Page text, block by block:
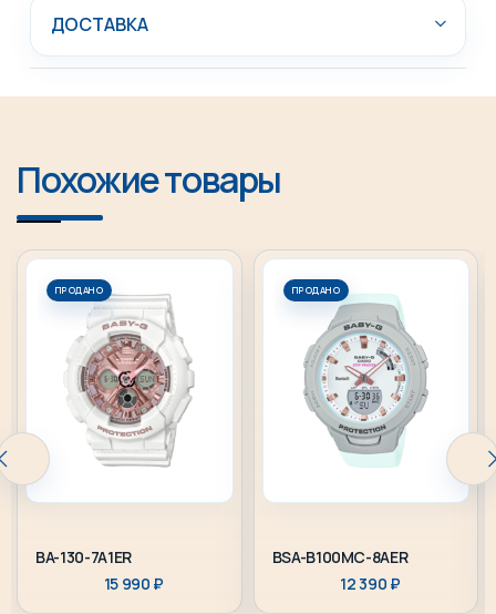
ДОСТАВКА
Похожие товары
ПРОДАНО
BA-130-7A1ER
15 990 ₽
ПРОДАНО
BSA-B100MC-8AER
12 390 ₽